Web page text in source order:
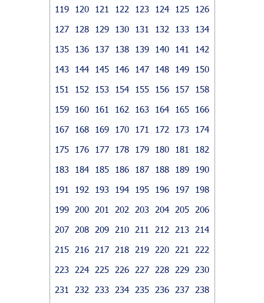
119
120 121 122 123 124 125
126
127
128 129 130 131 132 133
134
135
136 137 138 139 140 141
142
143
144 145 146 147 148 149
150
151
152 153 154 155 156 157
158
159
160 161 162 163 164 165
166
167
168 169 170 171 172 173
174
175
176 177 178 179 180 181
182
183
184 185 186 187 188 189
190
191
192 193 194 195 196 197
198
199
200 201 202 203 204 205
206
207
208 209 210 211 212 213
214
215
216 217 218 219 220 221
222
223
224 225 226 227 228 229
230
231
232 233 234 235 236 237
238